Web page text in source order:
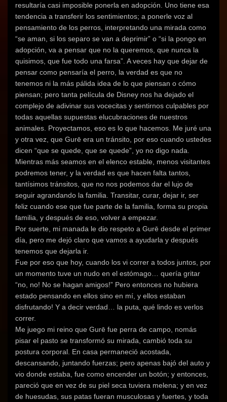
resultaría casi imposible ponerla en adopción. Uno tiene esa
tendencia a transferir los sentimientos; a ponerle voz al
pensamiento de los perros, interpretando una mirada como
“se aman, si los separo se van a deprimir” o “si la pongo en
adopción, va a pensar que no la queremos, que nunca la
quisimos, que fue todo una farsa”. A veces hay que dejar de
pensar como pensaría el perro, la verdad es que no
tenemos ni la más pálida idea de lo que piensan o cómo
piensan; pero tanta película de Disney nos ha dejado el
complejo de adivinar sus vocecitas y sentirnos culpables por
todas aquellas supuestas elucubraciones de nuestros
animales. Proyectamos, eso es lo que hacemos. Me juré una
y otra vez, que Gurē era un tránsito, por eso cuando ustedes
dicen “que se quede, que se quede”, yo no digo nada.
Mientras más seamos en el elenco estable, menos visitantes
podremos tener, y la verdad es que hacen falta tantos,
tantísimos tránsitos, que no nos podemos dar el lujo de
seguir agrandando la familia. Transitar, curar, dejar ir, ser
feliz cuando ese que fue parte de la familia, forma su propia
familia, y después de eso, volver a empezar.
Por suerte, mi manada le dio respeto a Gurē desde el primer
día, pero me dejó claro que vamos a ayudarla y después
tenemos que dejarla ir.
Fue por eso que hoy, cuando los vi correr a todos juntos, por
un momento tuve un nudo en el estómago… quería gritar
“no, no! No se hagan amigos!” Pero entonces no hubiera
estado pensando en ellos sino en mí, y ellos estaban
disfrutando! Y a decir verdad… la puta, qué lindo es verlos
correr.
Me juego mi reino que Gurē fue perra de campo, nomás
pisar el pasto se transformó su mirada, cambió toda su
postura corporal. En casa permaneció acostada,
descansando, juntando fuerzas; pero apenas bajó del auto y
vio donde estaba, fue como encender un botón; y entonces,
pareció que en vez de su piel seca tuviera melena; y en vez
de huesudas, sus patas fueran musculosas y fuertes, y toda